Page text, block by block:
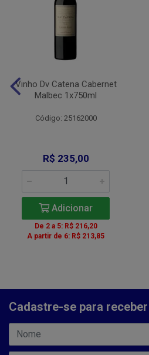
Vinho Dv Catena Cabernet
Malbec 1x750ml
Código: 25162000
R$ 235,00
Adicionar
De 2 a 5: R$ 216,20
A partir de 6: R$ 213,85
Cadastre-se para